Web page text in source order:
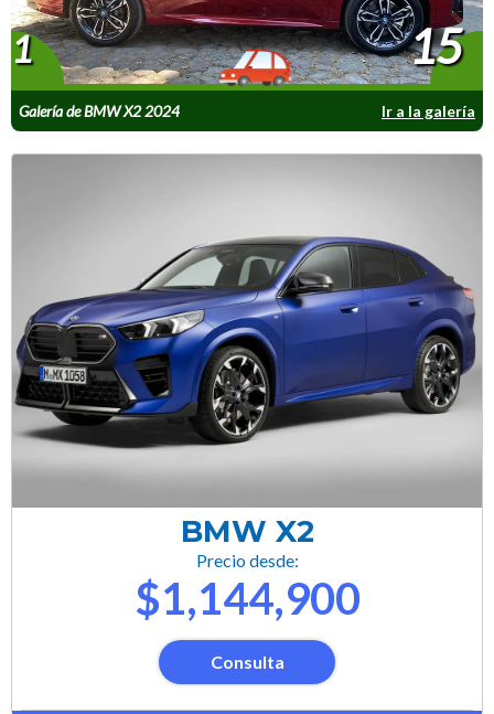
Galería de BMW X2 2024 Ir a la galería
1 15
BMW X2
Precio desde:
$1,144,900
Consulta